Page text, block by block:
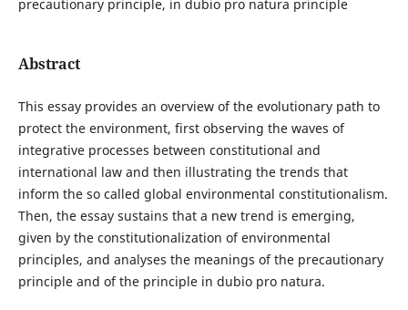
precautionary principle, in dubio pro natura principle
Abstract
This essay provides an overview of the evolutionary path to
protect the environment, first observing the waves of
integrative processes between constitutional and
international law and then illustrating the trends that
inform the so called global environmental constitutionalism.
Then, the essay sustains that a new trend is emerging,
given by the constitutionalization of environmental
principles, and analyses the meanings of the precautionary
principle and of the principle in dubio pro natura.